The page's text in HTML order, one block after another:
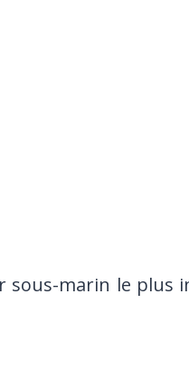
sous-marin le